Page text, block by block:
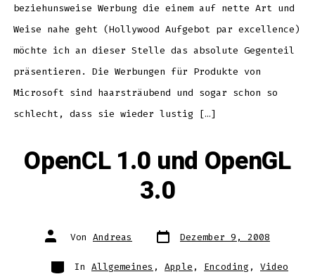
beziehunsweise Werbung die einem auf nette Art und
Weise nahe geht (Hollywood Aufgebot par excellence)
möchte ich an dieser Stelle das absolute Gegenteil
präsentieren. Die Werbungen für Produkte von
Microsoft sind haarsträubend und sogar schon so
schlecht, dass sie wieder lustig […]
OpenCL 1.0 und OpenGL
3.0
Autor
des Von Andreas Datum
des
Dezember 9, 2008
Kategorien
In Allgemeines , Apple , Encoding , Video